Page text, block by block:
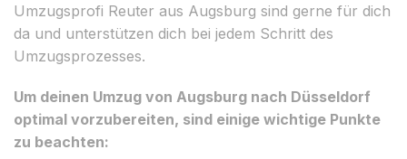
Umzugsprofi Reuter aus Augsburg sind gerne für dich
da und unterstützen dich bei jedem Schritt des
Umzugsprozesses.
Um deinen Umzug von Augsburg nach Düsseldorf
optimal vorzubereiten, sind einige wichtige Punkte
zu beachten: